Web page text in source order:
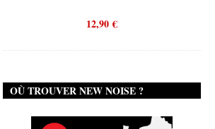
12,90€
OÙ TROUVER NEW NOISE ?